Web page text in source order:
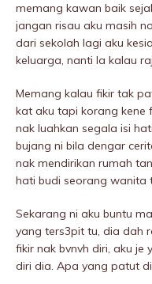
memang kawan baik
jangan risau aku masih
dari sekolah lagi aku
keluarga, nanti la kalau
Memang kalau fikir tak
kat aku tapi korang
nak luahkan segala isi
bujang ni bila dengar
nak mendirikan rumah
hati budi seorang wanita
Sekarang ni aku buntu
yang ters3pit tu, dia dah
fikir nak bvnvh diri, aku
diri dia. Apa yang patut